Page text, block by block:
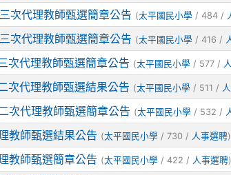
次代理教師甄選簡章公告 (太平國民小學 / 484 /
次代理教師甄選簡章公告 (太平國民小學 / 416 /
次代理教師甄選簡章公告 (太平國民小學 / 577 /
次代理教師甄選結果公告 (太平國民小學 / 511 /
次代理教師甄選簡章公告 (太平國民小學 / 532 /
教師甄選結果公告 (太平國民小學 / 730 / 人事選聘)
教師甄選簡章公告 (太平國民小學 / 422 / 人事選聘)